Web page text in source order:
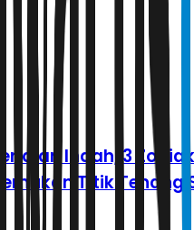
Indah, 3
Titik Tenang